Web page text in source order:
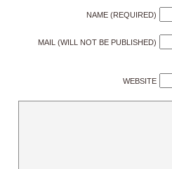
NAME (REQUIRED)
MAIL (WILL NOT BE PUBLISHED)
WEBSITE